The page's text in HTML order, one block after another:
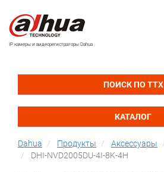
IP камеры и видеорегистраторы Dahua
ПОИСК ПО ТТХ
КАТАЛОГ
Dahua Продукты Аксессуары
DHI-NVD2005DU-4I-8K-4H